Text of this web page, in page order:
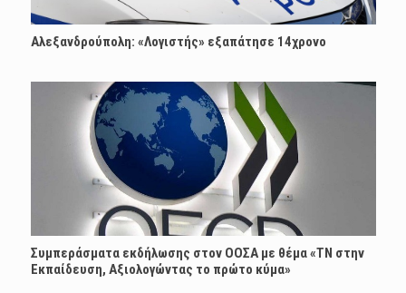
Αλεξανδρούπολη: «Λογιστής» εξαπάτησε 14χρονο
Συμπεράσματα εκδήλωσης στον ΟΟΣΑ με θέμα «ΤΝ στην
Εκπαίδευση, Αξιολογώντας το πρώτο κύμα»